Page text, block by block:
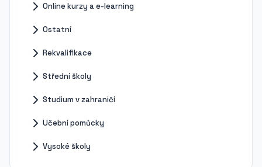
Online kurzy a e-learning
Ostatní
Rekvalifikace
Střední školy
Studium v zahraničí
Učební pomůcky
Vysoké školy